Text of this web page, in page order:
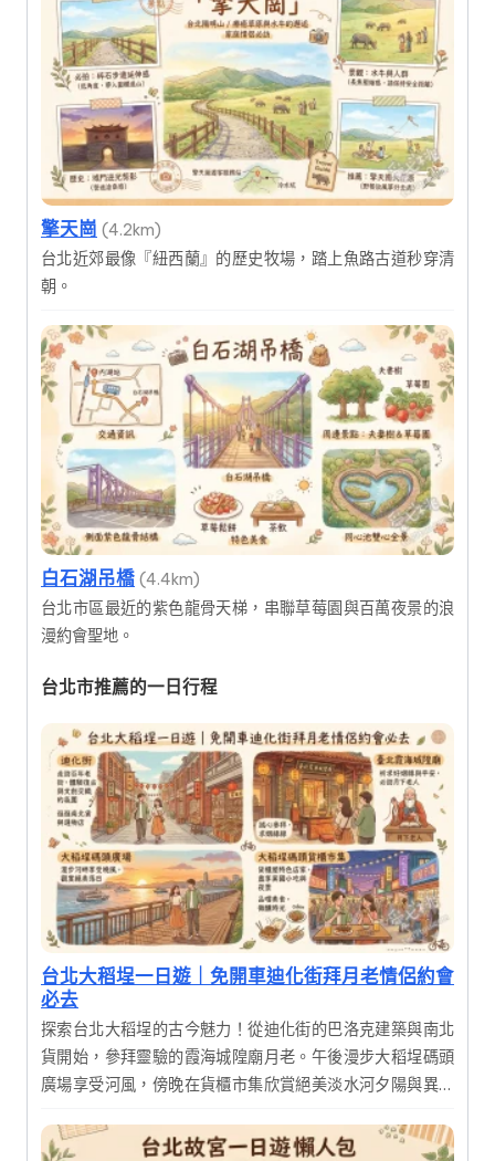
擎天崗 (4.2km)
台北近郊最像『紐西蘭』的歷史牧場，踏上魚路古道秒穿清
朝。
白石湖吊橋 (4.4km)
台北市區最近的紫色龍骨天梯，串聯草莓園與百萬夜景的浪
漫約會聖地。
台北市推薦的一日行程
台北大稻埕一日遊｜免開車迪化街拜月老情侶約會
必去
探索台北大稻埕的古今魅力！從迪化街的巴洛克建築與南北
貨開始，參拜靈驗的霞海城隍廟月老。午後漫步大稻埕碼頭
廣場享受河風，傍晚在貨櫃市集欣賞絕美淡水河夕陽與異國